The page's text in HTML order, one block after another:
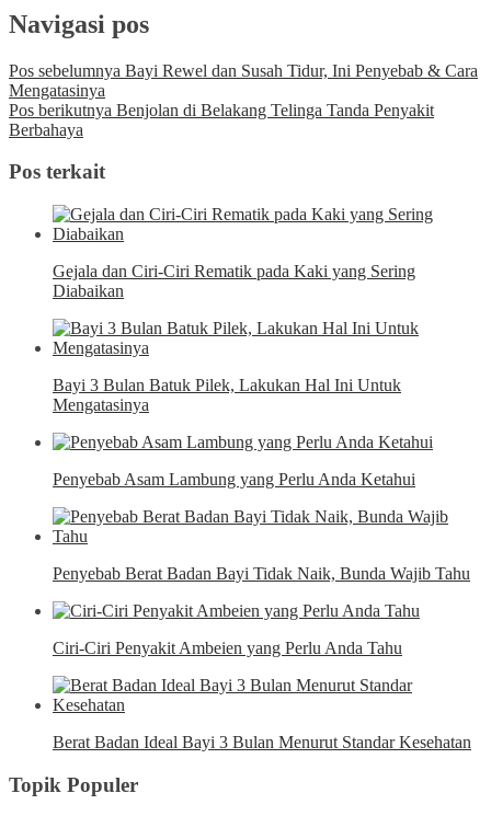
Navigasi pos
Pos sebelumnya Bayi Rewel dan Susah Tidur, Ini Penyebab & Cara
Mengatasinya
Pos berikutnya Benjolan di Belakang Telinga Tanda Penyakit
Berbahaya
Pos terkait
Gejala dan Ciri-Ciri Rematik pada Kaki yang Sering
Diabaikan
Bayi 3 Bulan Batuk Pilek, Lakukan Hal Ini Untuk
Mengatasinya
Penyebab Asam Lambung yang Perlu Anda Ketahui
Penyebab Berat Badan Bayi Tidak Naik, Bunda Wajib Tahu
Ciri-Ciri Penyakit Ambeien yang Perlu Anda Tahu
Berat Badan Ideal Bayi 3 Bulan Menurut Standar Kesehatan
Topik Populer